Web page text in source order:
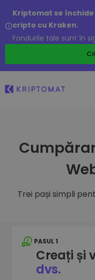
Kriptomat se
cripto cu Kraken.
Fondurile tale sunt în
Trei pași simpli
PASUL 1
Creați și
dvs.